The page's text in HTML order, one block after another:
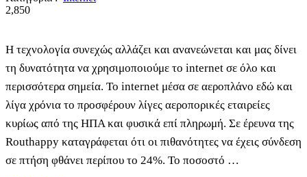
2,850
Η τεχνολογία συνεχώς αλλάζει και ανανεώνεται και μας δίνει
τη δυνατότητα να χρησιμοποιούμε το internet σε όλο και
περισσότερα σημεία. Το internet μέσα σε αεροπλάνο εδώ και
λίγα χρόνια το προσφέρουν λίγες αεροπορικές εταιρείες
κυρίως από της ΗΠΑ και φυσικά επί πληρωμή. Σε έρευνα της
Routhappy καταγράφεται ότι οι πιθανότητες να έχεις σύνδεση
σε πτήση φθάνει περίπου το 24%. Το ποσοστό …